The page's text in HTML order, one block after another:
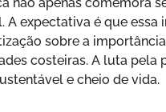
A expectativa é que
sobre a
costeiras. A luta
e cheio de vida.